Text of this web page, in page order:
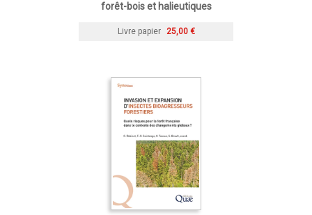
forêt-bois et halieutiques
Livre papier 25,00 €